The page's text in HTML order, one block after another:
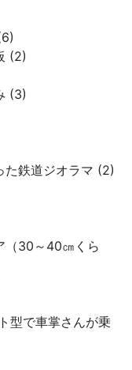
(2)
(3)
た鉄道ジオラマ (2)
（30～40㎝くら
型で車掌さんが乗